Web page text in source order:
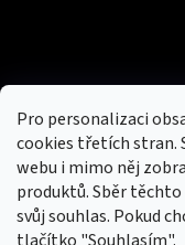
Pro personalizaci
cookies třetích stran.
webu i mimo něj
produktů. Sběr
svůj souhlas. Pokud